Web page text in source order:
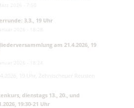
2026 - 7:50
3.3., 19 Uhr
2026 - 18:28
am 21.4.2026, 19
2026 - 18:24
19 Uhr, Zehntscheuer Reusten
dienstags 13., 20., und
19:30-21 Uhr